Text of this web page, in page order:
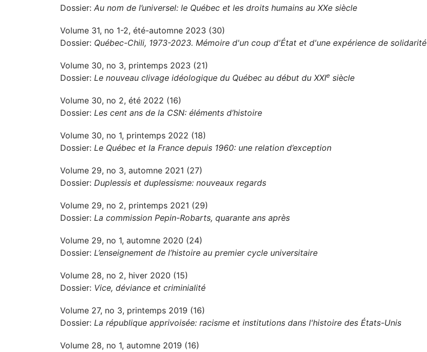
Dossier: Au nom de l’universel: le Québec et les droits humains au XXe siècle
Volume 31, no 1-2, été-automne 2023 (30)
Dossier: Québec-Chili, 1973-2023. Mémoire d'un coup d'État et d'une expérience de solidarité
Volume 30, no 3, printemps 2023 (21)
Dossier: Le nouveau clivage idéologique du Québec au début du XXIe siècle
Volume 30, no 2, été 2022 (16)
Dossier: Les cent ans de la CSN: éléments d’histoire
Volume 30, no 1, printemps 2022 (18)
Dossier: Le Québec et la France depuis 1960: une relation d’exception
Volume 29, no 3, automne 2021 (27)
Dossier: Duplessis et duplessisme: nouveaux regards
Volume 29, no 2, printemps 2021 (29)
Dossier: La commission Pepin-Robarts, quarante ans après
Volume 29, no 1, automne 2020 (24)
Dossier: L’enseignement de l’histoire au premier cycle universitaire
Volume 28, no 2, hiver 2020 (15)
Dossier: Vice, déviance et criminialité
Volume 27, no 3, printemps 2019 (16)
Dossier: La république apprivoisée: racisme et institutions dans l'histoire des États-Unis
Volume 28, no 1, automne 2019 (16)